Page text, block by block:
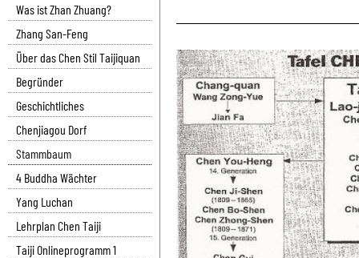
Was ist Zhan Zhuang?
Zhang San-Feng
Über das Chen Stil Taijiquan
Begründer
Geschichtliches
Chenjiagou Dorf
Stammbaum
4 Buddha Wächter
Yang Luchan
Lehrplan Chen Taiji
Taiji Onlineprogramm 1